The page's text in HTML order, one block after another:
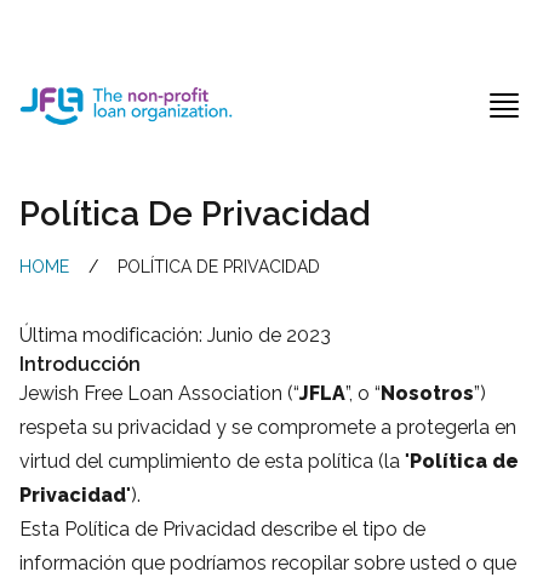
Jewish Free Loan Association
Política De Privacidad
HOME / POLÍTICA DE PRIVACIDAD
Última modificación: Junio de 2023
Introducción
Jewish Free Loan Association (“JFLA”, o “Nosotros”)
respeta su privacidad y se compromete a protegerla en
virtud del cumplimiento de esta política (la "Política de
Privacidad").
Esta Política de Privacidad describe el tipo de
información que podríamos recopilar sobre usted o que